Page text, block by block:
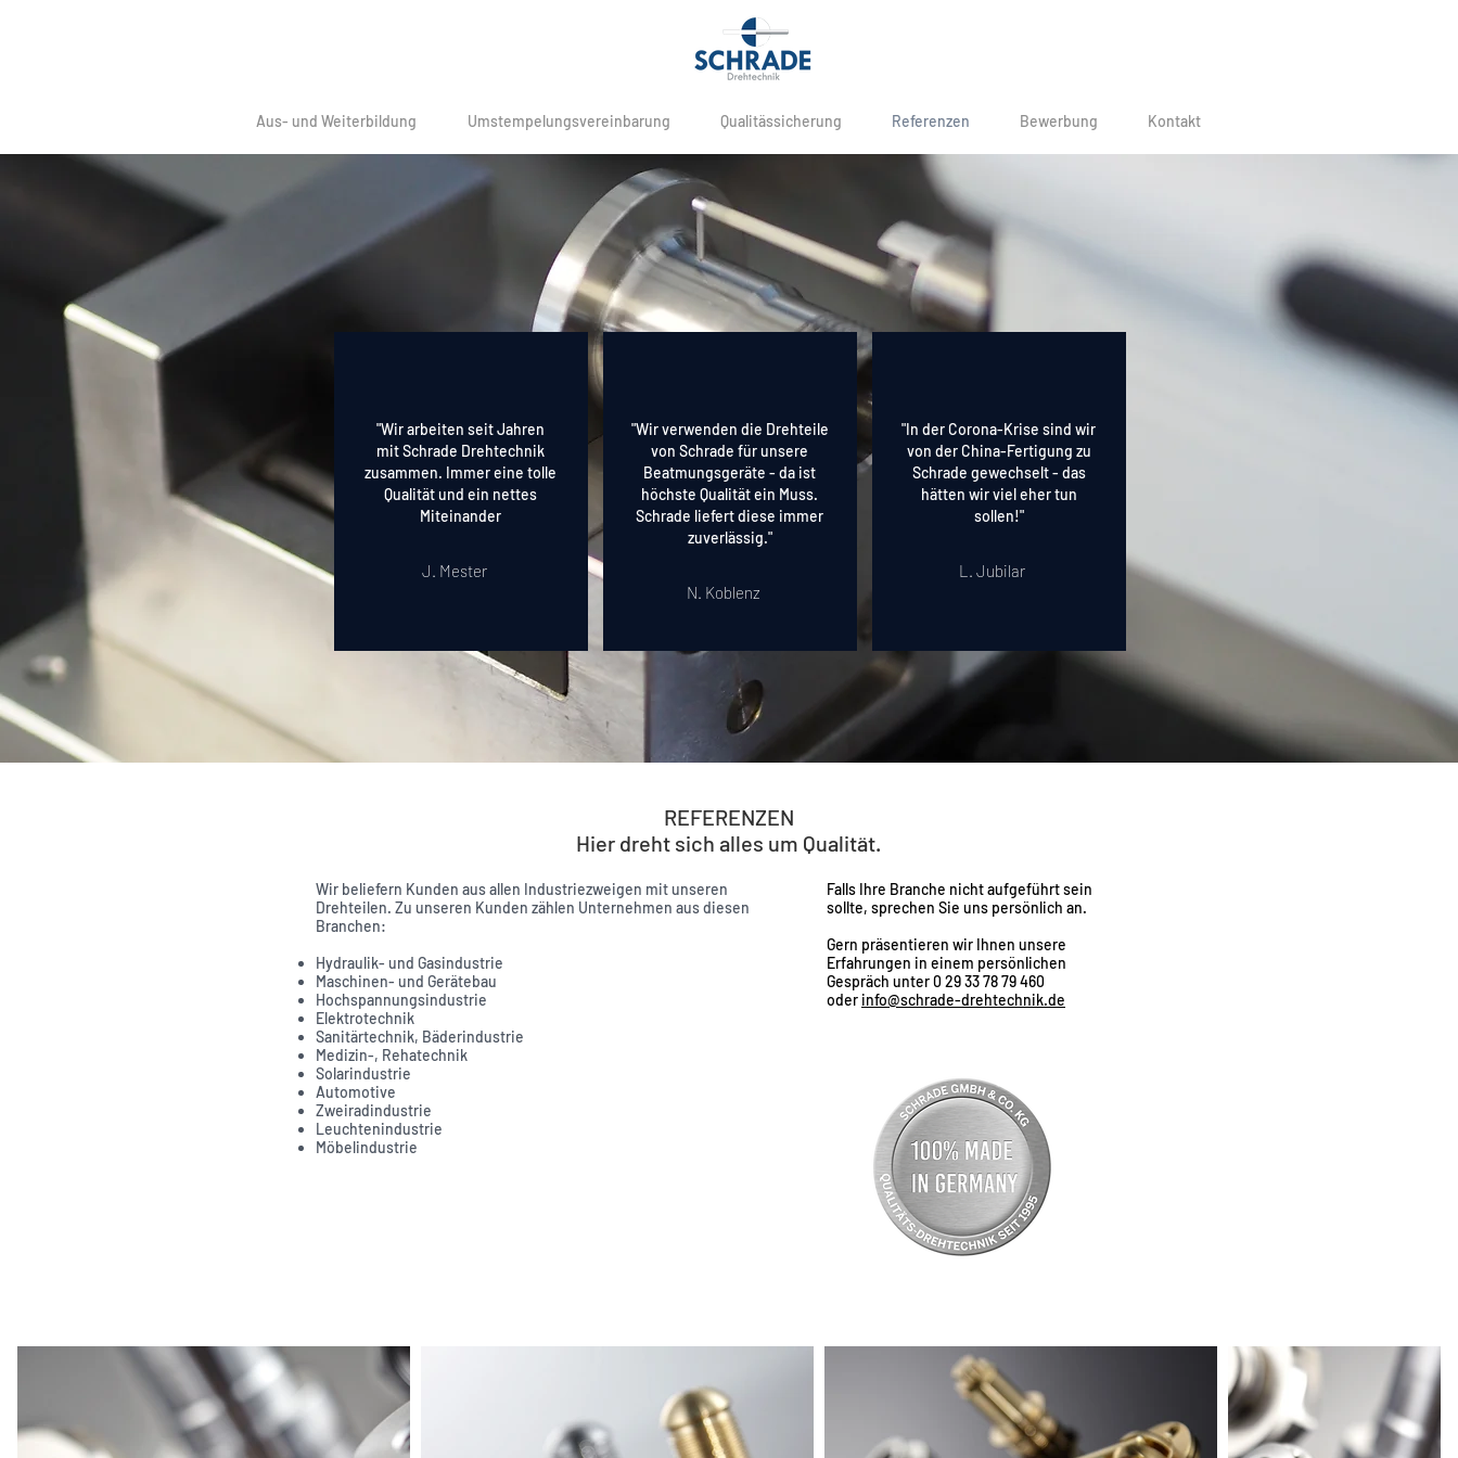
Aus- und Weiterbildung Umstempelungsvereinbarung Qualitässicherung Referenzen Bewerbung Kontakt
"Wir arbeiten seit Jahren
mit Schrade Drehtechnik
zusammen. Immer eine tolle
Qualität und ein nettes
Miteinander
J. Mester
"Wir verwenden die Drehteile
von Schrade für unsere
Beatmungsgeräte - da ist
höchste Qualität ein Muss.
Schrade liefert diese immer
zuverlässig."
N. Koblenz
"In der Corona-Krise sind wir
von der China-Fertigung zu
Schrade gewechselt - das
hätten wir viel eher tun
sollen!"
L. Jubilar
REFERENZEN
Hier dreht sich alles um Qualität.
Wir beliefern Kunden aus allen Industriezweigen mit unseren
Drehteilen. Zu unseren Kunden zählen Unternehmen aus diesen
Branchen:
Hydraulik- und Gasindustrie
Maschinen- und Gerätebau
Hochspannungsindustrie
Elektrotechnik
Sanitärtechnik, Bäderindustrie
Medizin-, Rehatechnik
Solarindustrie
Automotive
Zweiradindustrie
Leuchtenindustrie
Möbelindustrie
Falls Ihre Branche nicht aufgeführt sein
sollte, sprechen Sie uns persönlich an.
Gern präsentieren wir Ihnen unsere
Erfahrungen in einem persönlichen
Gespräch unter 0 29 33 78 79 460
oder info@schrade-drehtechnik.de